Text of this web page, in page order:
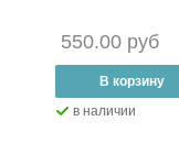
550.00 руб
+
В корзину
в наличии